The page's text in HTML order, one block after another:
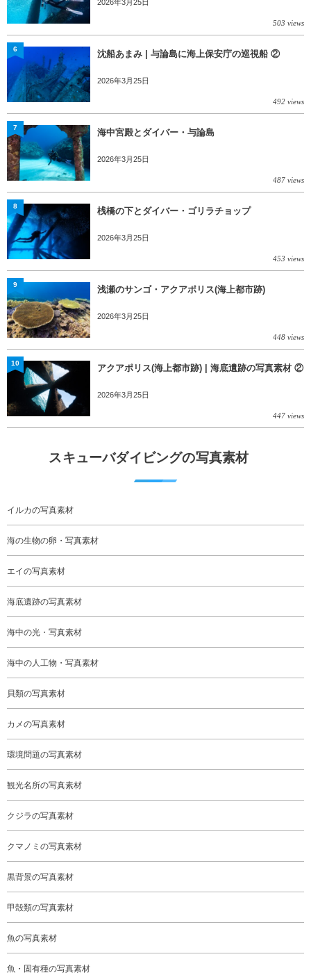
2026年3月25日
503 views
沈船あまみ | 与論島に海上保安庁の巡視船 ②
2026年3月25日
492 views
6
海中宮殿とダイバー・与論島
2026年3月25日
487 views
7
桟橋の下とダイバー・ゴリラチョップ
2026年3月25日
453 views
8
浅瀬のサンゴ・アクアポリス(海上都市跡)
2026年3月25日
448 views
9
アクアポリス(海上都市跡) | 海底遺跡の写真素材 ②
2026年3月25日
447 views
10
スキューバダイビングの写真素材
イルカの写真素材
海の生物の卵・写真素材
エイの写真素材
海底遺跡の写真素材
海中の光・写真素材
海中の人工物・写真素材
貝類の写真素材
カメの写真素材
環境問題の写真素材
観光名所の写真素材
クジラの写真素材
クマノミの写真素材
黒背景の写真素材
甲殻類の写真素材
魚の写真素材
魚・固有種の写真素材